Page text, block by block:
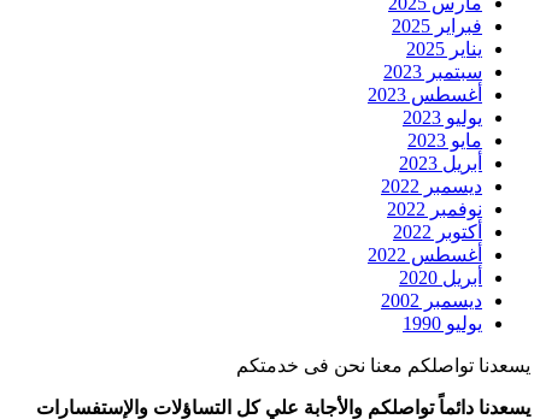
فبراير 2025
يناير 2025
سبتمبر 2023
أغسطس 2023
يوليو 2023
مايو 2023
أبريل 2023
ديسمبر 2022
نوفمبر 2022
أكتوبر 2022
أغسطس 2022
أبريل 2020
ديسمبر 2002
يوليو 1990
يسعدنا تواصلكم معنا نحن فى خدمتكم
يسعدنا دائماً تواصلكم والأجابة علي كل التساؤلات والإستفسارات